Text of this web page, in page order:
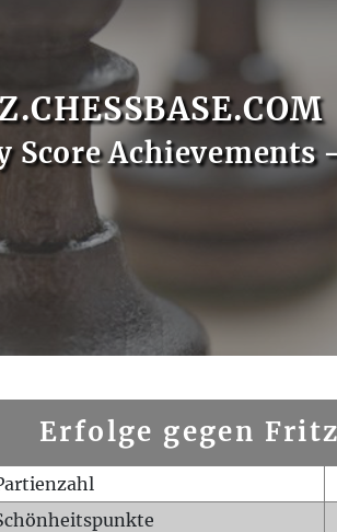
Score Achievements
Erfolge gegen Fritz